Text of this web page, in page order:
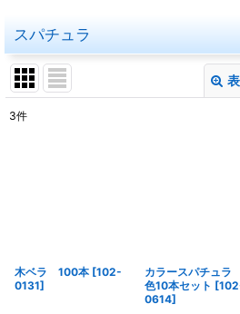
スパチュラ
3件
木ベラ 100本 [102-
0131]
カラースパチュ
色10本セット [
0614]